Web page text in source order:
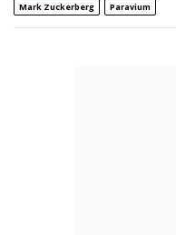
Mark Zuckerberg
Paravium